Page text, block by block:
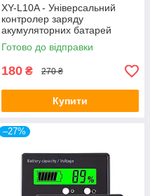
XY-L10A - Універсальний
контролер заряду
акумуляторних батарей
6...60В, 10А
Готово до відправки
180 ₴ 270 ₴
Купити
–27%